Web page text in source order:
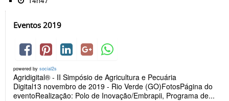
Eventos 2019
powered by social2s
Agridigital® - II Simpósio de Agricultura e Pecuária
Digital13 novembro de 2019 - Rio Verde (GO)FotosPágina do
eventoRealização: Polo de Inovação/Embrapii, Programa de...